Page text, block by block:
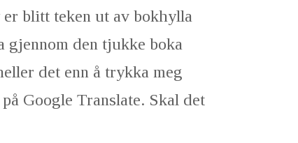
blitt teken ut av bokhylla
den tjukke boka
det enn å trykka meg
Google Translate. Skal det